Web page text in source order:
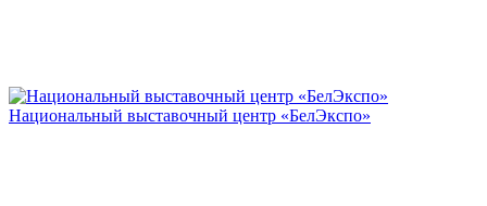
Национальный выставочный центр «БелЭкспо»